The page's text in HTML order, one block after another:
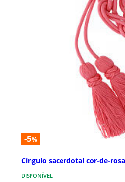
-5%
Cíngulo sacerdotal cor-de-
DISPONÍVEL